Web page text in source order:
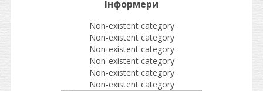
Інформери
Non-existent category
Non-existent category
Non-existent category
Non-existent category
Non-existent category
Non-existent category